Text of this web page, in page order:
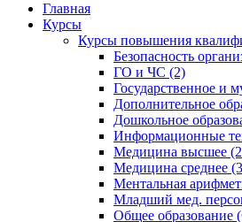
Главная
Курсы
Курсы повышения
Безопасность
ГО и ЧС (2)
Государственное и
Дополнительное
Дошкольное
Информационные
Медицина высшее
Медицина среднее
Ментальная
Младший мед.
Общее